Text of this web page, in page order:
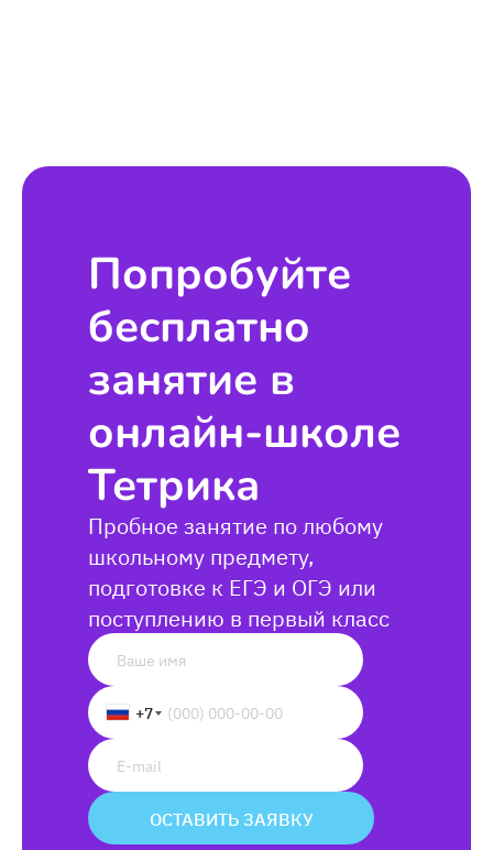
Попробуйте
бесплатно
занятие в
онлайн-школе
Тетрика
Пробное занятие по любому
школьному предмету,
подготовке к ЕГЭ и ОГЭ или
поступлению в первый класс
+7
ОСТАВИТЬ ЗАЯВКУ